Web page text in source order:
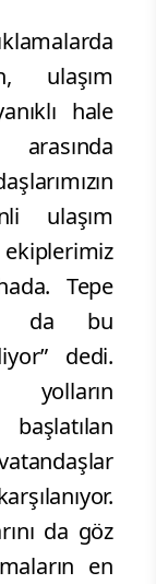
ulaşım
hale
ulaşım
ekiplerimiz
Tepe
da bu
dedi.
yolların
da göz
en